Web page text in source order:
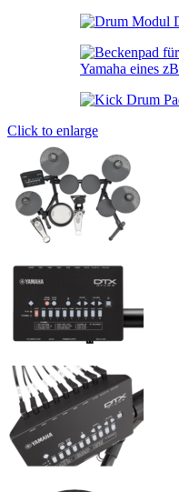
Click to enlarge